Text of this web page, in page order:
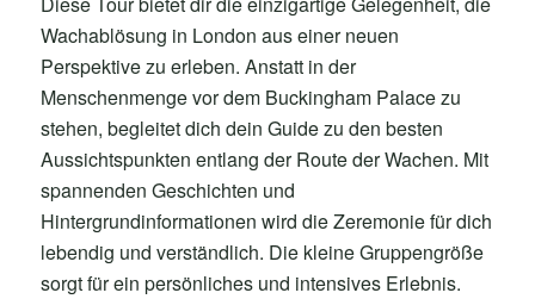
Wachablösung in London aus einer neuen
Perspektive zu erleben. Anstatt in der
Menschenmenge vor dem Buckingham Palace zu
stehen, begleitet dich dein Guide zu den besten
Aussichtspunkten entlang der Route der Wachen. Mit
spannenden Geschichten und
Hintergrundinformationen wird die Zeremonie für dich
lebendig und verständlich. Die kleine Gruppengröße
sorgt für ein persönliches und intensives Erlebnis.